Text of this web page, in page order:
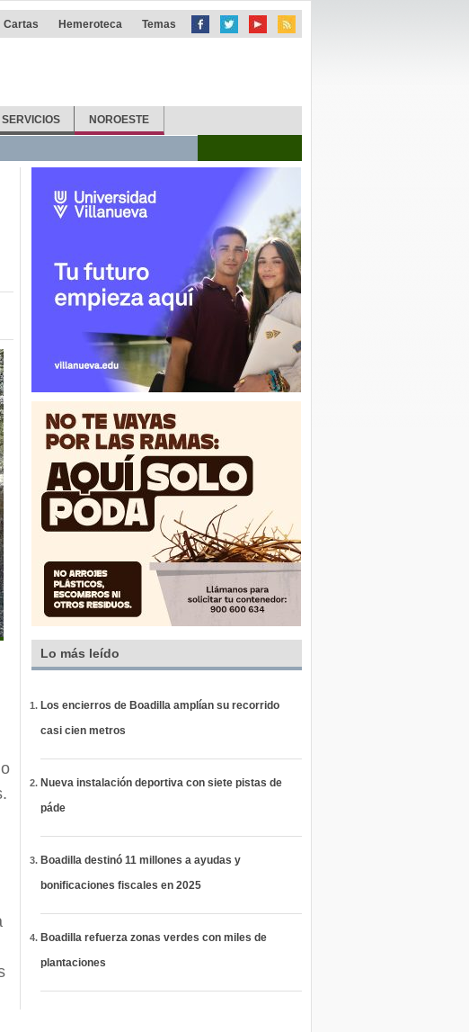
Cartas Hemeroteca Temas
SERVICIOS NOROESTE
Lo más leído
Los encierros de Boadilla amplían su recorrido
casi cien metros
Nueva instalación deportiva con siete pistas de
páde
Boadilla destinó 11 millones a ayudas y
bonificaciones fiscales en 2025
Boadilla refuerza zonas verdes con miles de
plantaciones